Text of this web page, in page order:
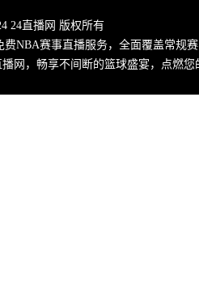
24直播网 版权所有
NBA赛事直播服务，全面覆盖常规
网，畅享不间断的篮球盛宴，点燃您